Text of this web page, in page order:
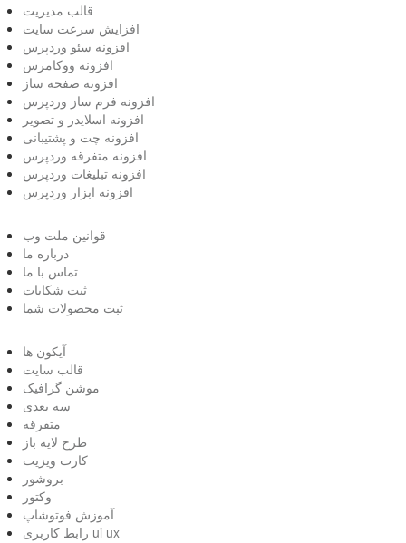
قالب مدیریت
افزایش سرعت سایت
افزونه سئو وردپرس
افزونه ووکامرس
افزونه صفحه ساز
افزونه فرم ساز وردپرس
افزونه اسلایدر و تصویر
افزونه چت و پشتیبانی
افزونه متفرقه وردپرس
افزونه تبلیغات وردپرس
افزونه ابزار وردپرس
قوانین ملت وب
درباره ما
تماس با ما
ثبت شکایات
ثبت محصولات شما
آیکون ها
قالب سایت
موشن گرافیک
سه بعدی
متفرقه
طرح لایه باز
کارت ویزیت
بروشور
وکتور
آموزش فوتوشاپ
رابط کاربری ui ux